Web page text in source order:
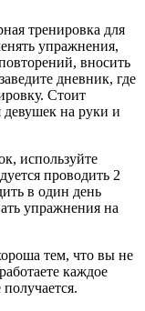
тренировка для
упражнения,
вносить
дневник, где
Стоит
девушек на руки и
используйте
проводить 2
в один день
упражнения на
тем, что вы не
каждое